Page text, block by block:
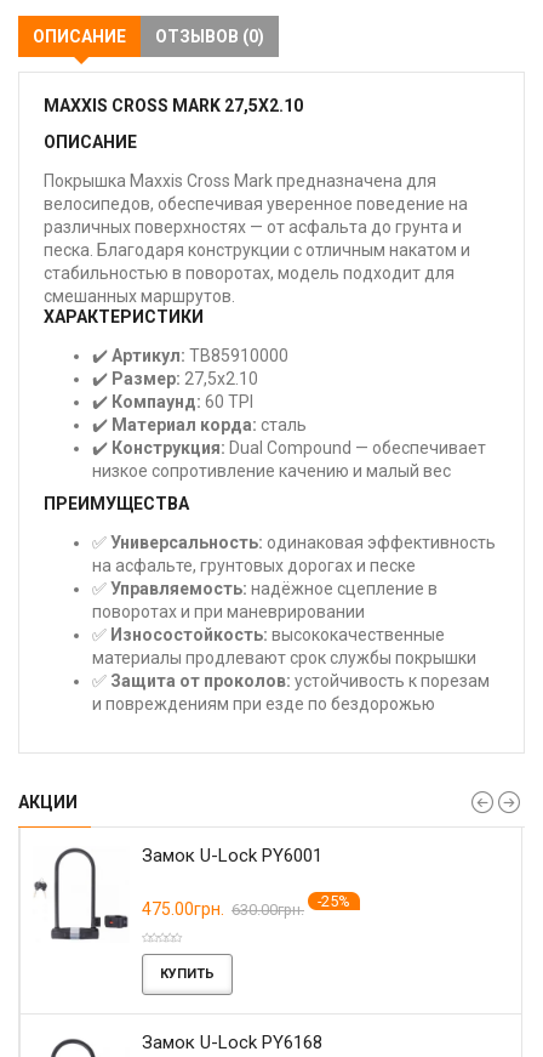
ОПИСАНИЕ ОТЗЫВОВ (0)
MAXXIS CROSS MARK 27,5X2.10
ОПИСАНИЕ
Покрышка Maxxis Cross Mark предназначена для
велосипедов, обеспечивая уверенное поведение на
различных поверхностях — от асфальта до грунта и
песка. Благодаря конструкции с отличным накатом и
стабильностью в поворотах, модель подходит для
смешанных маршрутов.
ХАРАКТЕРИСТИКИ
✔️Артикул: TB85910000
✔️ Размер: 27,5x2.10
✔️ Компаунд: 60 TPI
✔️ Материал корда: сталь
✔️ Конструкция: Dual Compound — обеспечивает
низкое сопротивление качению и малый вес
ПРЕИМУЩЕСТВА
✅Универсальность: одинаковая эффективность
на асфальте, грунтовых дорогах и песке
✅Управляемость: надёжное сцепление в
поворотах и при маневрировании
✅ Износостойкость: высококачественные
материалы продлевают срок службы покрышки
✅ Защита от проколов: устойчивость к порезам
и повреждениям при езде по бездорожью
АКЦИИ
Замок U-Lock PY6001
475.00грн. 630.00грн. -25%
КУПИТЬ
Замок U-Lock PY6168